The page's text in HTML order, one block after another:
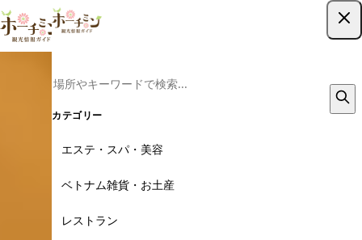
カテゴリー
エステ・スパ・美容
ベトナム雑貨・お土産
レストラン